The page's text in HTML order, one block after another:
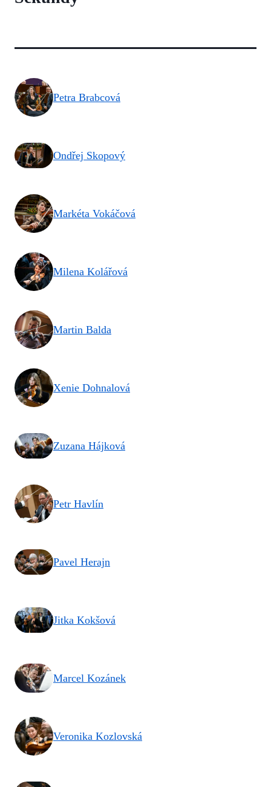
Petra Brabcová
Ondřej Skopový
Markéta Vokáčová
Milena Kolářová
Martin Balda
Xenie Dohnalová
Zuzana Hájková
Petr Havlín
Pavel Herajn
Jitka Kokšová
Marcel Kozánek
Veronika Kozlovská